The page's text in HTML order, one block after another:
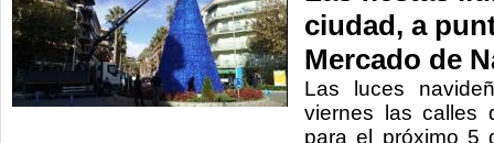
ciudad, a
Mercado de
Las luces
viernes las calles
para el próximo 5